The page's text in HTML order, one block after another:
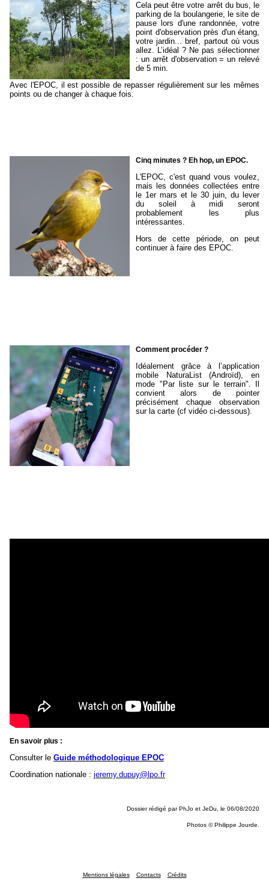
Cela peut être votre arrêt du bus, le
parking de la boulangerie, le site de
pause lors d'une randonnée, votre
point d'observation près d'un étang,
votre jardin... bref, partout où vous
allez. L’idéal ? Ne pas sélectionner
: un arrêt d'observation = un relevé
de 5 min.
Avec l'EPOC, il est possible de repasser régulièrement sur les mêmes
points ou de changer à chaque fois.
Cinq minutes ? Eh hop, un EPOC.
L'EPOC, c'est quand vous voulez,
mais les données collectées entre
le 1er mars et le 30 juin, du lever
du soleil à midi seront
probablement les plus
intéressantes.
Hors de cette période, on peut
continuer à faire des EPOC.
Comment procéder ?
Idéalement grâce à l’application
mobile NaturaList (Androïd), en
mode "Par liste sur le terrain". Il
convient alors de pointer
précisément chaque observation
sur la carte (cf vidéo ci-dessous).
En savoir plus :
Consulter le Guide méthodologique EPOC
Coordination nationale : jeremy.dupuy@lpo.fr
Dossier rédigé par PhJo et JeDu, le 06/08/2020
Photos ©Philippe Jourde.
Mentions légales Contacts Crédits